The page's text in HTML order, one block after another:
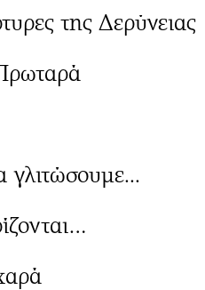
της Δερύνειας
γλιτώσουμε...